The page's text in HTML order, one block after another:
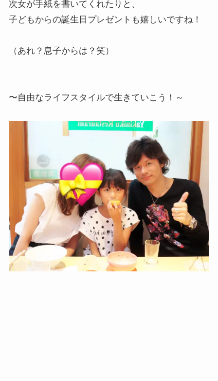
次女が手紙を書いてくれたりと、
子どもからの誕生日プレゼントも嬉しいですね！
（あれ？息子からは？笑）
〜自由なライフスタイルで生きていこう！～